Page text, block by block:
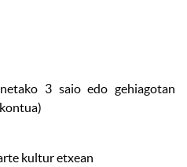
3 saio edo gehiagotan
kultur etxean